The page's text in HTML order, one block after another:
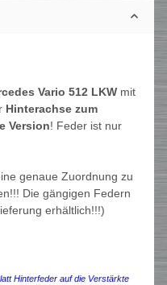
Vario 512 LKW mit
Hinterachse zum
Version! Feder ist nur
genaue Zuordnung zu
Die gängigen Federn
erhältlich!!!)
Hinterfeder auf die Verstärkte